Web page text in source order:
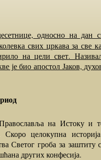
свих цркава за све
на цели свет.
је био апостол Јаков,
целокупна историја
Светог гроба за заштиту
других конфесија.